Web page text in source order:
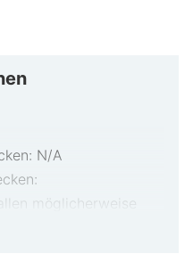
N/A
möglicherweise
den Bestimmungen